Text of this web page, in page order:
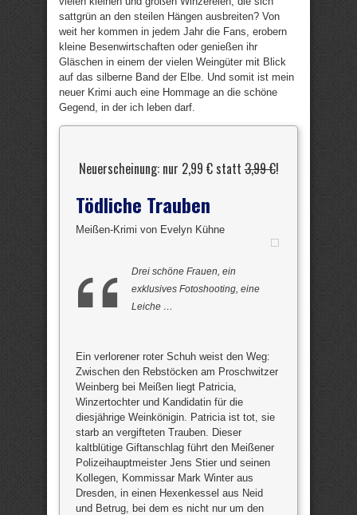
sattgrün an den steilen Hängen ausbreiten? Von
weit her kommen in jedem Jahr die Fans, erobern
kleine Besenwirtschaften oder genießen ihr
Gläschen in einem der vielen Weingüter mit Blick
auf das silberne Band der Elbe. Und somit ist mein
neuer Krimi auch eine Hommage an die schöne
Gegend, in der ich leben darf.
Neuerscheinung: nur 2,99 € statt3,99 €!
Tödliche Trauben
Meißen-Krimi von Evelyn Kühne
Drei schöne Frauen, ein
exklusives Fotoshooting, eine
Leiche …
Ein verlorener roter Schuh weist den Weg:
Zwischen den Rebstöcken am Proschwitzer
Weinberg bei Meißen liegt Patricia,
Winzertochter und Kandidatin für die
diesjährige Weinkönigin. Patricia ist tot, sie
starb an vergifteten Trauben. Dieser
kaltblütige Giftanschlag führt den Meißener
Polizeihauptmeister Jens Stier und seinen
Kollegen, Kommissar Mark Winter aus
Dresden, in einen Hexenkessel aus Neid
und Betrug, bei dem es nicht nur um den